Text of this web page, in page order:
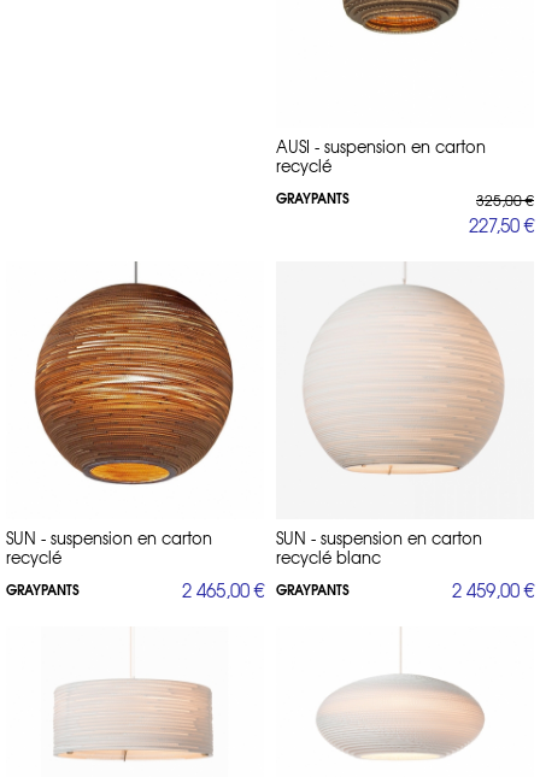
AUSI - suspension en carton
recyclé
GRAYPANTS 325,00 €
227,50 €
SUN - suspension en carton
recyclé
GRAYPANTS 2 465,00 €
SUN - suspension en carton
recyclé blanc
GRAYPANTS 2 459,00 €